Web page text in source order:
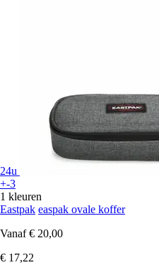
24u
+-3
1 kleuren
Eastpak easpak ovale koffer
Vanaf € 20,00
€ 17,22